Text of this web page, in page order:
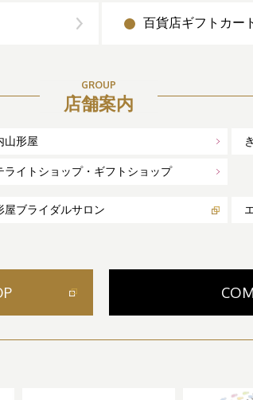
百貨店ギフトカー
GROUP
店舗案内
山形屋
ライトショップ・ギフトショップ
屋ブライダルサロン